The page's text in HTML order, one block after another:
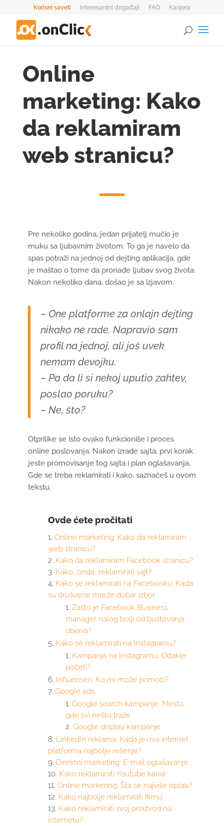
Korisni saveti Interesantni događaji FAQ
Karijera
Online
marketing: Kako
da reklamiram
web stranicu?
Pre nekoliko godina, jedan prijatelj mučio je
muku sa ljubavnim životom. To ga je navelo da
spas potraži na jednoj od dejting aplikacija, gde
je maštao o tome da pronađe ljubav svog života.
Nakon nekoliko dana, došao je sa izjavom.
– One platforme za onlajn dejting
nikako ne rade. Napravio sam
profil na jednoj, ali još uvek
nemam devojku.
– Pa da li si nekoj uputio zahtev,
poslao poruku?
– Ne, što?
Otprilike se isto ovako funkcioniše i proces
online poslovanja. Nakon izrade sajta, prvi korak
jeste promovisanje tog sajta i plan oglašavanja.
Gde se treba reklamirati i kako, saznaćeš u ovom
tekstu.
Ovde ćete pročitati
Online marketing: Kako da reklamiram
web stranicu?
Kako da reklamiram Facebook stranicu?
Kako, onda, reklamirati sajt?
Kako se reklamirati na Facebooku: Kada
su drušvene mreže dobar izbor
Zašto je Facebook Business
manager nalog bolji od bustovanja
objava?
Kako se reklamirati na Instagramu?
Kampanja na Instagramu: Odakle
početi?
Influenseri: Ko mi može pomoći?
Google ads:
Google search kampanje: Mesto
gde svi nešto traže
Google display kampanje
LinkedIn reklama: Kada je ova internet
platforma najbolje rešenje?
Direktni marketing: E-mail oglašavanje
Kako reklamirati Youtube kanal
Online markering: Šta se najviše isplati?
Kako najbolje reklamirati firmu
Kako reklamirati svoj proizvod na
internetu?